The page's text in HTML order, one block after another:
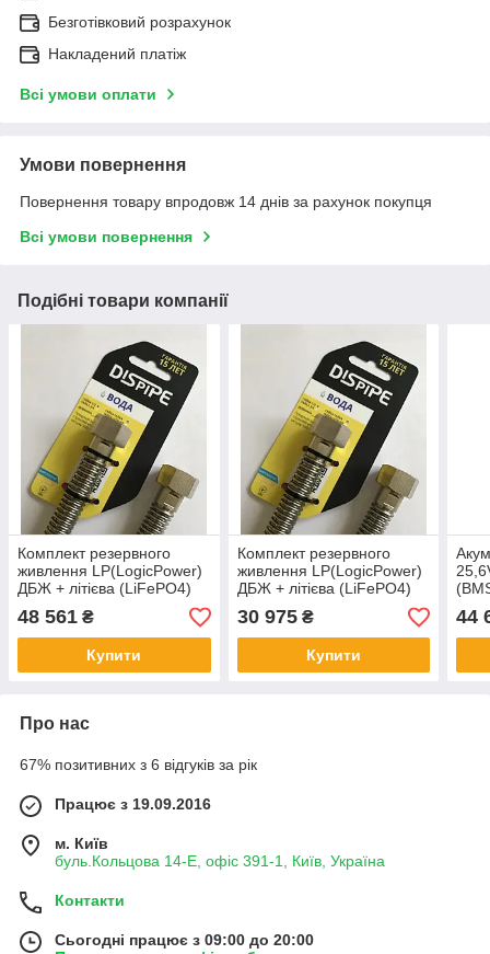
Безготівковий розрахунок
Накладений платіж
Всі умови оплати
Умови повернення
Повернення товару впродовж 14 днів за рахунок покупця
Всі умови повернення
Подібні товари компанії
Комплект резервного
живлення LP(LogicPower)
ДБЖ + літієва (LiFePO4)
батарея (UPS В1500 +
АКБ LiFePO4 4096W)
48 561 ₴
Купити
Комплект резервного
живлення LP(LogicPower)
ДБЖ + літієва (LiFePO4)
батарея (UPS В1500 +
АКБ LiFePO4 2048W)
30 975₴
Купити
44
Про нас
67% позитивних з 6 відгуків за рік
Працює з 19.09.2016
м. Київ
буль.Кольцова 14-Е, офіс 391-1, Київ, Україна
Контакти
Сьогодні працює з 09:00 до 20:00